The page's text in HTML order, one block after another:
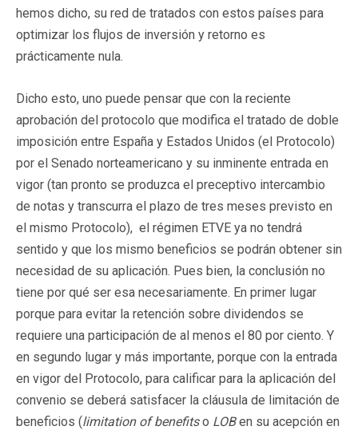
hemos dicho, su red de tratados con estos países para
optimizar los flujos de inversión y retorno es
prácticamente nula.
Dicho esto, uno puede pensar que con la reciente
aprobación del protocolo que modifica el tratado de doble
imposición entre España y Estados Unidos (el Protocolo)
por el Senado norteamericano y su inminente entrada en
vigor (tan pronto se produzca el preceptivo intercambio
de notas y transcurra el plazo de tres meses previsto en
el mismo Protocolo), el régimen ETVE ya no tendrá
sentido y que los mismo beneficios se podrán obtener sin
necesidad de su aplicación. Pues bien, la conclusión no
tiene por qué ser esa necesariamente. En primer lugar
porque para evitar la retención sobre dividendos se
requiere una participación de al menos el 80 por ciento. Y
en segundo lugar y más importante, porque con la entrada
en vigor del Protocolo, para calificar para la aplicación del
convenio se deberá satisfacer la cláusula de limitación de
beneficios (limitation of benefitso LOBen su acepción en